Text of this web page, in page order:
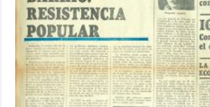
los
Argentinos
nº
14
–
1º
de
Agosto
de
1968